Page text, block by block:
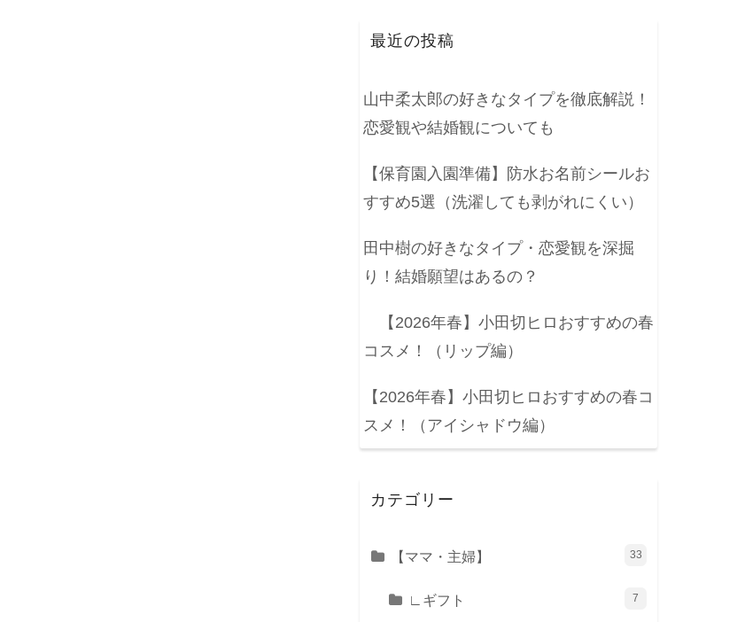
最近の投稿
山中柔太郎の好きなタイプを徹底解説！
恋愛観や結婚観についても
【保育園入園準備】防水お名前シールお
すすめ5選（洗濯しても剥がれにくい）
田中樹の好きなタイプ・恋愛観を深掘
り！結婚願望はあるの？
【2026年春】小田切ヒロおすすめの春
コスメ！（リップ編）
【2026年春】小田切ヒロおすすめの春コ
スメ！（アイシャドウ編）
カテゴリー
【ママ・主婦】 33
∟ギフト 7